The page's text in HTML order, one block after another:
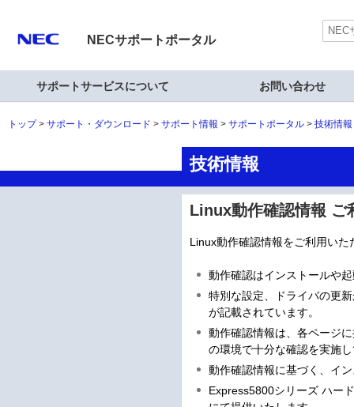
NECサポートポータル
サポートサービスについて お問い合わせ
トップ サポート・ダウンロード サポート情報 サポートポータル 技術情
技術情報
Linux動作確認情報 ご
Linux動作確認情報をご利用い
動作確認はインストールや
特別な設定、ドライバの更
が記載されています。
動作確認情報は、各ページ
の環境で十分な確認を実施
動作確認情報に基づく、イ
Express5800シリーズ ハー